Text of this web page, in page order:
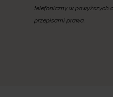
telefoniczny w powyższych
przepisami prawa.